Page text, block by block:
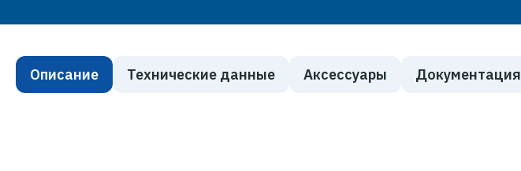
Описание Технические данные Аксессуары Документация